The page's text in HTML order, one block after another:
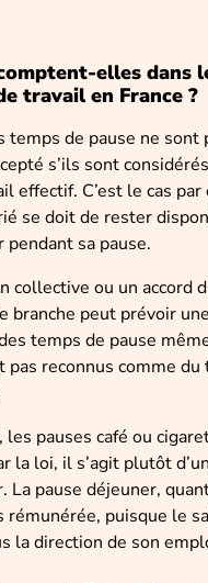
elles dans
travail en France ?
temps de pause ne sont
s’ils sont
effectif. C’est le cas
se doit de rester
sa pause.
collective ou un accord
branche peut prévoir une
temps de pause
pas reconnus comme du
pauses café ou
la loi, il s’agit plutôt
La pause déjeuner,
rémunérée, puisque le
la direction de son